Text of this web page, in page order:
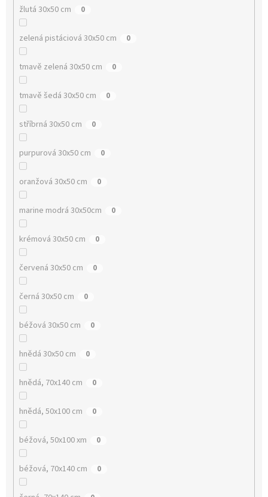
žlutá 30x50 cm 0
zelená pistáciová 30x50 cm 0
tmavě zelená 30x50 cm 0
tmavě šedá 30x50 cm 0
stříbrná 30x50 cm 0
purpurová 30x50 cm 0
oranžová 30x50 cm 0
marine modrá 30x50cm 0
krémová 30x50 cm 0
červená 30x50 cm 0
černá 30x50 cm 0
béžová 30x50 cm 0
hnědá 30x50 cm 0
hnědá, 70x140 cm 0
hnědá, 50x100 cm 0
béžová, 50x100 xm 0
béžová, 70x140 cm 0